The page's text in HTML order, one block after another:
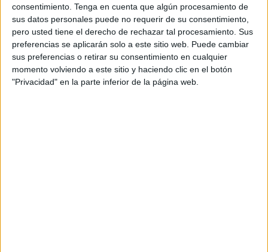
consentimiento. Tenga en cuenta que algún procesamiento de
sus datos personales puede no requerir de su consentimiento,
pero usted tiene el derecho de rechazar tal procesamiento. Sus
preferencias se aplicarán solo a este sitio web. Puede cambiar
sus preferencias o retirar su consentimiento en cualquier
momento volviendo a este sitio y haciendo clic en el botón
"Privacidad" en la parte inferior de la página web.
SEGUIR LEYENDO